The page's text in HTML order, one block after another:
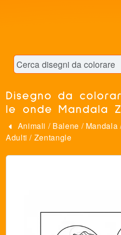
Disegno da
le onde Mandala
Animali / Balene / Mandala
Adulti / Zentangle